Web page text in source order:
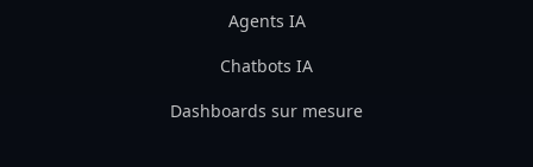
Agents IA
Chatbots IA
Dashboards sur mesure